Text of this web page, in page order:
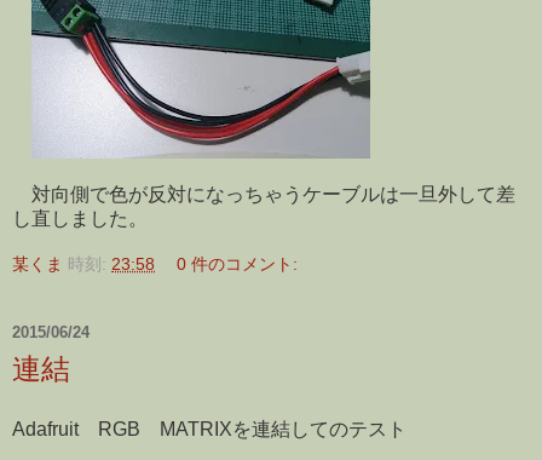
対向側で色が反対になっちゃうケーブルは一旦外して差
し直しました。
某くま 時刻: 23:58 0 件のコメント:
2015/06/24
連結
Adafruit RGB MATRIXを連結してのテスト